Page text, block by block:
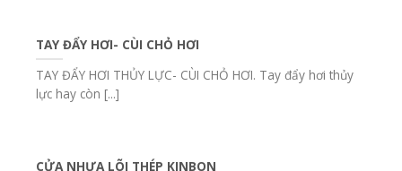
TAY ĐẨY HƠI- CÙI CHỎ HƠI
TAY ĐẨY HƠI THỦY LỰC- CÙI CHỎ HƠI. Tay đẩy hơi thủy
lực hay còn [...]
CỬA NHỰA LÕI THÉP KINBON